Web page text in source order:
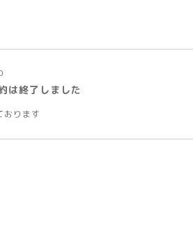
は終了しました
おります